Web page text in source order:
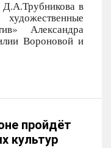
Д.А.Трубникова в
Александра
Вороновой и
пройдёт
культур